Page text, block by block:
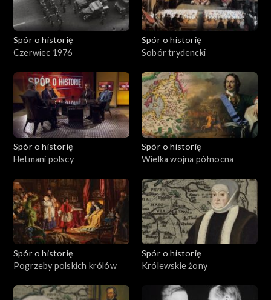
Spór o historię
Czerwiec 1976
Spór o historię
Sobór trydencki
Spór o historię
Hetmani polscy
Spór o historię
Wielka wojna północna
Spór o historię
Pogrzeby polskich królów
Spór o historię
Królewskie żony